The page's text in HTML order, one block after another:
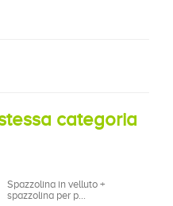
categoria
Spazzolina in velluto +
spazzolina per p...